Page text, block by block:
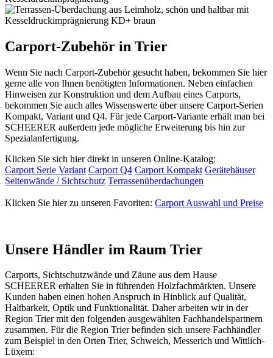
Carport-Zubehör in Trier
Wenn Sie nach Carport-Zubehör gesucht haben, bekommen Sie hier
gerne alle von Ihnen benötigten Informationen. Neben einfachen
Hinweisen zur Konstruktion und dem Aufbau eines Carports,
bekommen Sie auch alles Wissenswerte über unsere Carport-Serien
Kompakt, Variant und Q4. Für jede Carport-Variante erhält man bei
SCHEERER außerdem jede mögliche Erweiterung bis hin zur
Spezialanfertigung.
Klicken Sie sich hier direkt in unseren Online-Katalog:
Carport Serie Variant Carport Q4 Carport Kompakt Gerätehäuser
Seitenwände / Sichtschutz Terrassenüberdachungen
Klicken Sie hier zu unseren Favoriten: Carport Auswahl und Preise
Unsere Händler im Raum Trier
Carports, Sichtschutzwände und Zäune aus dem Hause
SCHEERER erhalten Sie in führenden Holzfachmärkten. Unsere
Kunden haben einen hohen Anspruch in Hinblick auf Qualität,
Haltbarkeit, Optik und Funktionalität. Daher arbeiten wir in der
Region Trier mit den folgenden ausgewählten Fachhandelspartnern
zusammen. Für die Region Trier befinden sich unsere Fachhändler
zum Beispiel in den Orten Trier, Schweich, Messerich und Wittlich-
Lüxem: